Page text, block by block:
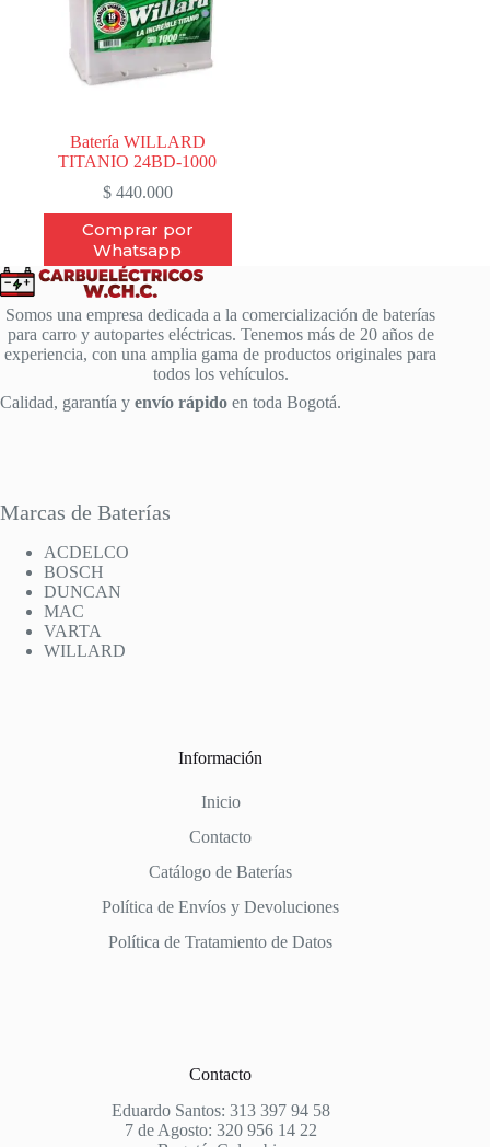
Batería WILLARD
TITANIO 24BD-1000
$440.000
Comprar por
Whatsapp
Somos una empresa dedicada a la comercialización de baterías
para carro y autopartes eléctricas. Tenemos más de 20 años de
experiencia, con una amplia gama de productos originales para
todos los vehículos.
Calidad, garantía y envío rápido en toda Bogotá.
Marcas de Baterías
ACDELCO
BOSCH
DUNCAN
MAC
VARTA
WILLARD
Información
Inicio
Contacto
Catálogo de Baterías
Política de Envíos y Devoluciones
Política de Tratamiento de Datos
Contacto
Eduardo Santos: 313 397 94 58
7 de Agosto: 320 956 14 22